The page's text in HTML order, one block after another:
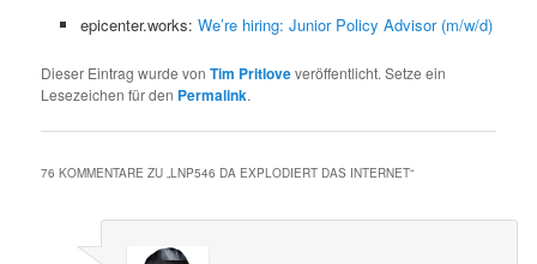
epicenter.works: We’re hiring: Junior Policy Advisor (m/w/d)
Dieser Eintrag wurde vonTim Pritloveveröffentlicht. Setze ein
Lesezeichen für den Permalink.
76 KOMMENTARE ZU „LNP546 DA EXPLODIERT DAS INTERNET“